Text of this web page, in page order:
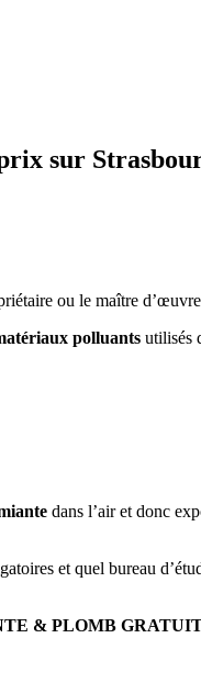
sur
ou le maître
polluants utilisés
dans l’air et donc
et quel bureau
& PLOMB